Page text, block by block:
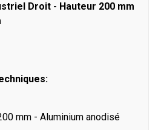
Droit - Hauteur 200 mm
mm - Aluminium anodisé